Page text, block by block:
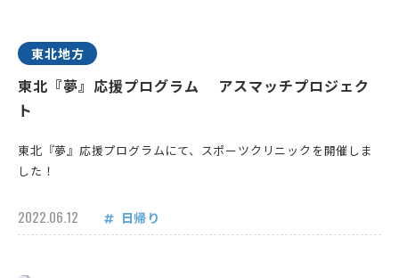
東北地方
東北『夢』応援プログラム アスマッチプロジェク
ト
東北『夢』応援プログラムにて、スポーツクリニックを開催しま
した！
2022.06.12 日帰り